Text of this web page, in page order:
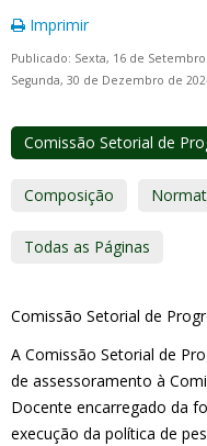
Imprimir
Publicado: Sexta, 16 de Setembro
Segunda, 30 de Dezembro de
Comissão Setorial de
Composição
Todas as Páginas
Comissão Setorial de
A Comissão Setorial de
de assessoramento à
Docente encarregado da
execução da política de